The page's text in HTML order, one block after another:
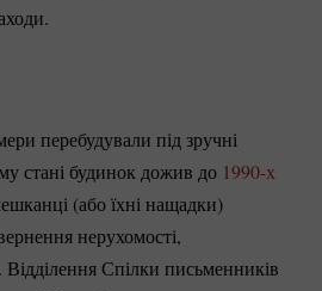
перебудували під зручні
стані будинок дожив до 1990-х
(або їхні нащадки)
нерухомості,
Відділення Спілки письменників